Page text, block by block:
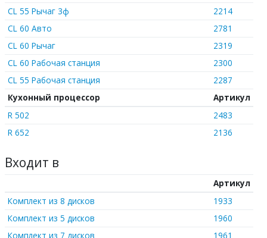
CL 55 Рычаг 3ф
2214
CL 60 Авто
2781
CL 60 Рычаг
2319
CL 60 Рабочая станция
2300
CL 55 Рабочая станция
2287
Кухонный процессор
Артикул
R 502
2483
R 652
2136
Входит в
Артикул
Комплект из 8 дисков
1933
Комплект из 5 дисков
1960
Комплект из 7 дисков
1961